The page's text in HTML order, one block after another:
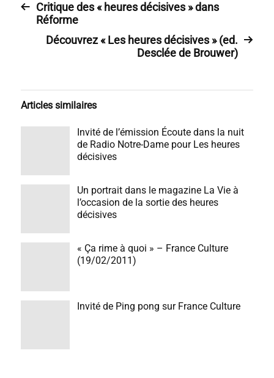
Critique des « heures décisives » dans
Réforme
Découvrez « Les heures décisives » (ed.
Desclée de Brouwer)
Articles similaires
Invité de l’émission Écoute dans la nuit
de Radio Notre-Dame pour Les heures
décisives
Un portrait dans le magazine La Vie à
l’occasion de la sortie des heures
décisives
« Ça rime à quoi » – France Culture
(19/02/2011)
Invité de Ping pong sur France Culture